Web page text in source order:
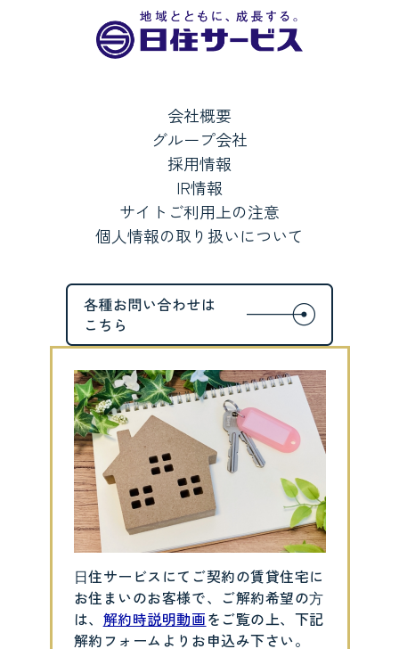
会社概要
グループ会社
採用情報
IR情報
サイトご利用上の注意
個人情報の取り扱いについて
⽇住サービスにてご契約の賃貸住宅に
お住まいのお客様で、ご解約希望の⽅
は、 解約時説明動画をご覧の上、下記
解約フォームよりお申込み下さい。